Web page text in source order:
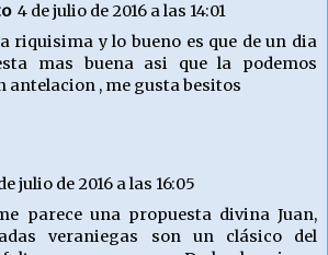
4 de julio de 2016 a las 14:01
riquisima y lo bueno es que de un dia
mas buena asi que la podemos
antelacion , me gusta besitos
julio de 2016 a las 16:05
parece una propuesta divina Juan,
veraniegas son un clásico del